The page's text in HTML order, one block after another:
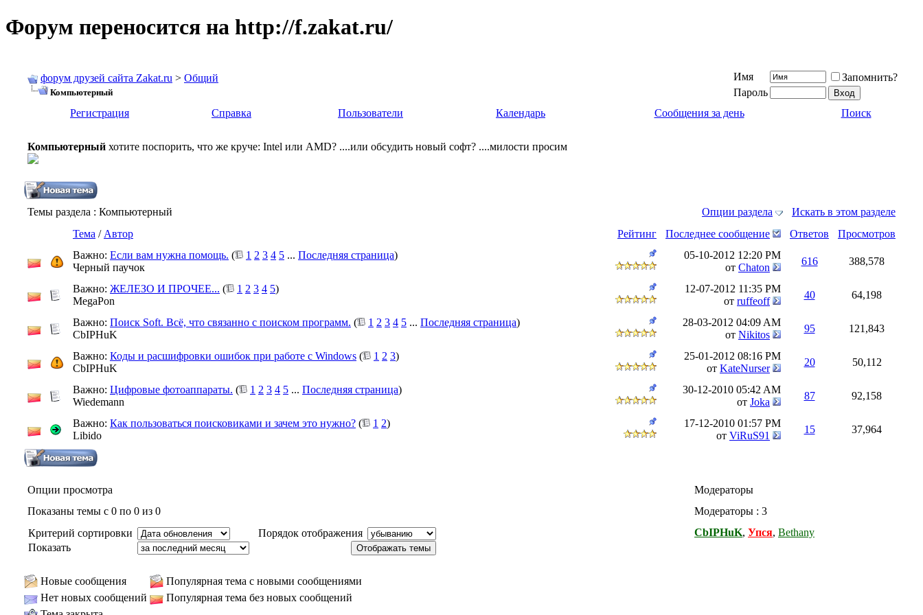
Форум переносится на http://f.zakat.ru/
форум друзей сайта Zakat.ru > Общий
Компьютерный
Имя
Запомнить?
Пароль
Регистрация
Справка Пользователи Календарь Сообщения за день Поиск
Компьютерный хотите поспорить, что же круче: Intel или AMD? ....или обсудить новый софт? ....милости просим
Темы раздела : Компьютерный Опции раздела
Искать в этом разделе
Рейтинг
Тема / Автор Последнее сообщение Ответов
Просмотров
Важно: Если вам нужна помощь. ( 1 2 3 4 5 ... Последняя страница)
Черный паучок
05-10-2012 12:20 PM
от Chaton
616 388,578
Важно: ЖЕЛЕЗО И ПРОЧЕЕ... ( 1 2 3 4 5)
MegaPon
12-07-2012 11:35 PM
от ruffeoff
40 64,198
Важно: Поиск Soft. Всё, что связанно с поиском программ. ( 1 2 3 4 5 ... Последняя страница)
CbIPHuK
28-03-2012 04:09 AM
от Nikitos
95 121,843
Важно: Коды и расшифровки ошибок при работе с Windows ( 1 2 3)
CbIPHuK
25-01-2012 08:16 PM
от KateNurser
20 50,112
Важно: Цифровые фотоаппараты. ( 1 2 3 4 5 ... Последняя страница)
Wiedemann
30-12-2010 05:42 AM
от Joka
87 92,158
Важно: Как пользоваться поисковиками и зачем это нужно? ( 1 2)
Libido
17-12-2010 01:57 PM
от ViRuS91
15 37,964
Опции просмотра
Модераторы
Показаны темы с 0 по 0 из 0
Модераторы : 3
Критерий сортировки
Порядок отображения
Показать
CbIPHuK, Упся, Bethany
Новые сообщения
Популярная тема с новыми сообщениями
Нет новых сообщений
Популярная тема без новых сообщений